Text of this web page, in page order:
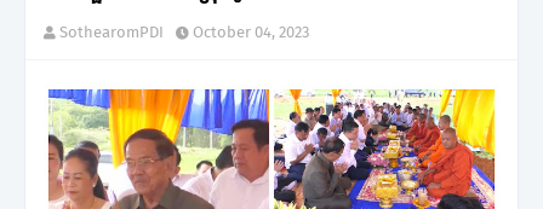
SothearomPDI October 04, 2023